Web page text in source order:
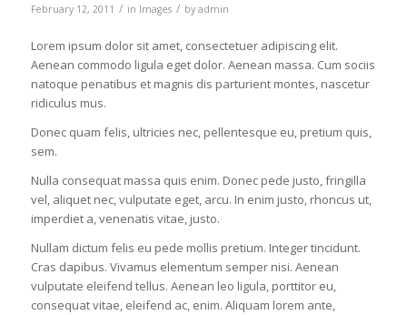
February 12, 2011 / in Images / by admin
Lorem ipsum dolor sit amet, consectetuer adipiscing elit.
Aenean commodo ligula eget dolor. Aenean massa. Cum sociis
natoque penatibus et magnis dis parturient montes, nascetur
ridiculus mus.
Donec quam felis, ultricies nec, pellentesque eu, pretium quis,
sem.
Nulla consequat massa quis enim. Donec pede justo, fringilla
vel, aliquet nec, vulputate eget, arcu. In enim justo, rhoncus ut,
imperdiet a, venenatis vitae, justo.
Nullam dictum felis eu pede mollis pretium. Integer tincidunt.
Cras dapibus. Vivamus elementum semper nisi. Aenean
vulputate eleifend tellus. Aenean leo ligula, porttitor eu,
consequat vitae, eleifend ac, enim. Aliquam lorem ante,